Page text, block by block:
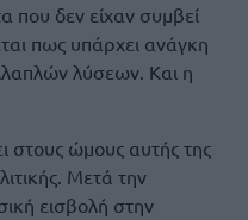
που δεν είχαν συμβεί
πως υπάρχει ανάγκη
λύσεων. Και η
στους ώμους αυτής της
Μετά την
εισβολή στην